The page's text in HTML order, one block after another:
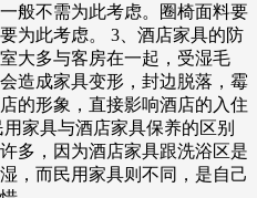
般不需为此考虑。圈椅面料要
为此考虑。 3、酒店家具的防
大多与客房在一起，受湿毛
造成家具变形，封边脱落，霉
的形象，直接影响酒店的入住
家具与酒店家具保养的区别
多，因为酒店家具跟洗浴区是
，而民用家具则不同，是自己